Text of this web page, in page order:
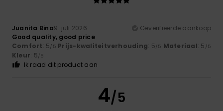
Juanita Bina9. juli 2026
Geverifieerde aankoop
Good quality, good price
Comfort: 5/5 Prijs-kwaliteitverhouding: 5/5 Materiaal: 5 /5
Kleur: 5/5
Ik raad dit product aan
4/5